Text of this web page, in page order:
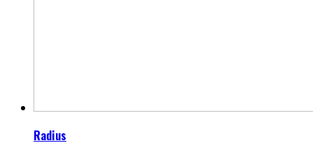
Radius